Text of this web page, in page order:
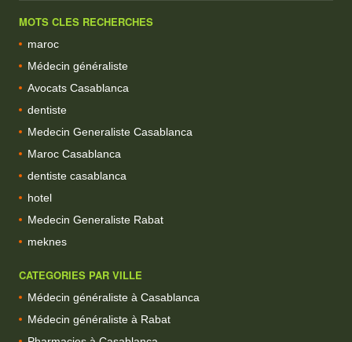
MOTS CLES RECHERCHES
maroc
Médecin généraliste
Avocats Casablanca
dentiste
Medecin Generaliste Casablanca
Maroc Casablanca
dentiste casablanca
hotel
Medecin Generaliste Rabat
meknes
CATEGORIES PAR VILLE
Médecin généraliste à Casablanca
Médecin généraliste à Rabat